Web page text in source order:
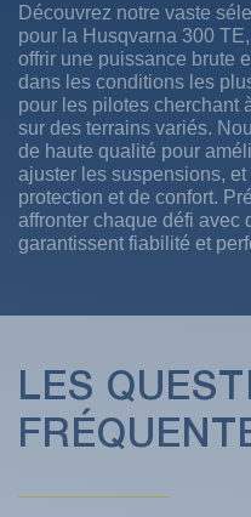
Découvrez notre vaste
pour la Husqvarna 300
offrir une puissance brute
dans les conditions les
pour les pilotes cherchant
sur des terrains variés.
de haute qualité pour
ajuster les suspensions,
protection et de confort.
affronter chaque défi avec
garantissent fiabilité et
LES